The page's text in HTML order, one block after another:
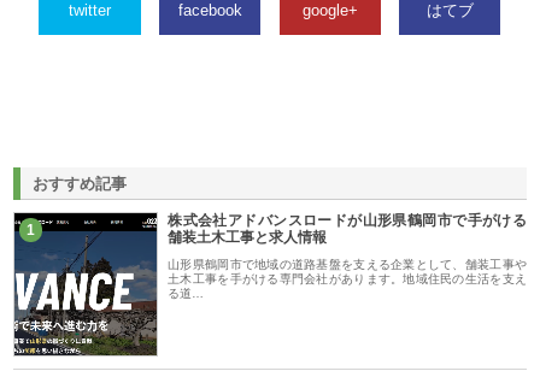
twitter facebook google+ はてブ
おすすめ記事
1
株式会社アドバンスロードが山形県鶴岡市で手がける
舗装土木工事と求人情報
山形県鶴岡市で地域の道路基盤を支える企業として、舗装工事や
土木工事を手がける専門会社があります。地域住民の生活を支え
る道…